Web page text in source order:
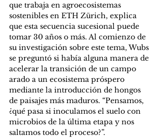
que trabaja en agroecosistemas
sostenibles en ETH Zürich, explica
que esta secuencia sucesional puede
tomar 30 años o más. Al comienzo de
su investigación sobre este tema, Wubs
se preguntó si había alguna manera de
acelerar la transición de un campo
arado a un ecosistema próspero
mediante la introducción de hongos
de paisajes más maduros. “Pensamos,
¿qué pasa si inoculamos el suelo con
microbios de la última etapa y nos
saltamos todo el proceso?”.